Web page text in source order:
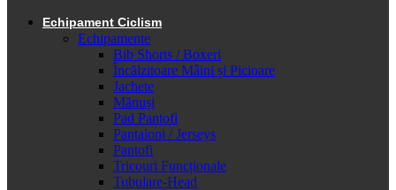
Echipament Ciclism
Echipamente
Bib Shorts / Boxeri
Încălzitoare Mâini și Picioare
Jachete
Mănuși
Pad Pantofi
Pantaloni / Jerseys
Pantofi
Tricouri Funcționale
Tubulare-Head